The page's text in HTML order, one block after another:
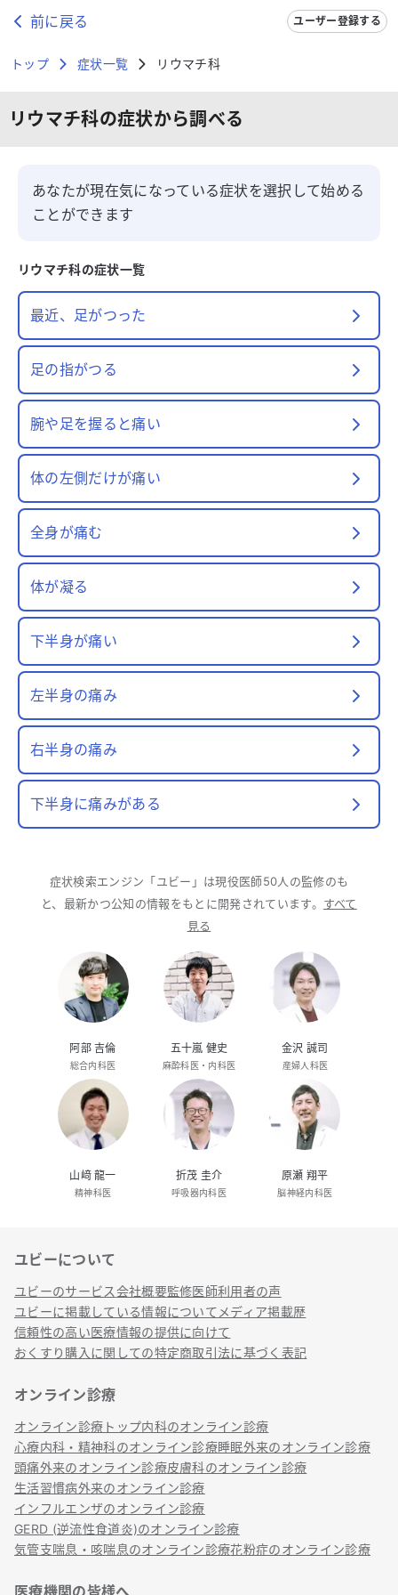
前に戻る ユーザー登録する
トップ 症状一覧 リウマチ科
リウマチ科の症状から調べる
あなたが現在気になっている症状を選択して始める
ことができます
リウマチ科の症状一覧
最近、足がつった
足の指がつる
腕や足を握ると痛い
体の左側だけが痛い
全身が痛む
体が凝る
下半身が痛い
左半身の痛み
右半身の痛み
下半身に痛みがある
症状検索エンジン「ユビー」は現役医師50人の監修のも
と、最新かつ公知の情報をもとに開発されています。 すべて
見る
阿部 吉倫
総合内科医
五十嵐 健史
麻酔科医・内科医
金沢 誠司
産婦人科医
山﨑 龍一
精神科医
折茂 圭介
呼吸器内科医
原瀬 翔平
脳神経内科医
リンク
ユビーについて
ユビーのサービス会社概要監修医師利用者の声
ユビーに掲載している情報について メディア掲載歴
信頼性の高い医療情報の提供に向けて
おくすり購入に関しての特定商取引法に基づく表記
オンライン診療
オンライン診療トップ内科のオンライン診療
心療内科・精神科のオンライン診療睡眠外来のオンライン診療
頭痛外来のオンライン診療皮膚科のオンライン診療
生活習慣病外来のオンライン診療
インフルエンザのオンライン診療
GERD (逆流性食道炎)のオンライン診療
気管支喘息・咳喘息のオンライン診療花粉症のオンライン診療
医療機関の皆様へ